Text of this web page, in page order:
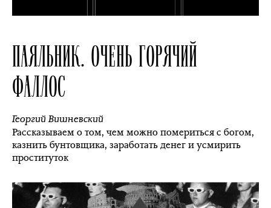
ПАЯЛЬНИК. ОЧЕНЬ ГОРЯЧИЙ
ФАЛЛОС
Георгий Вишневский
Рассказываем о том, чем можно помериться с богом,
казнить бунтовщика, заработать денег и усмирить
проституток